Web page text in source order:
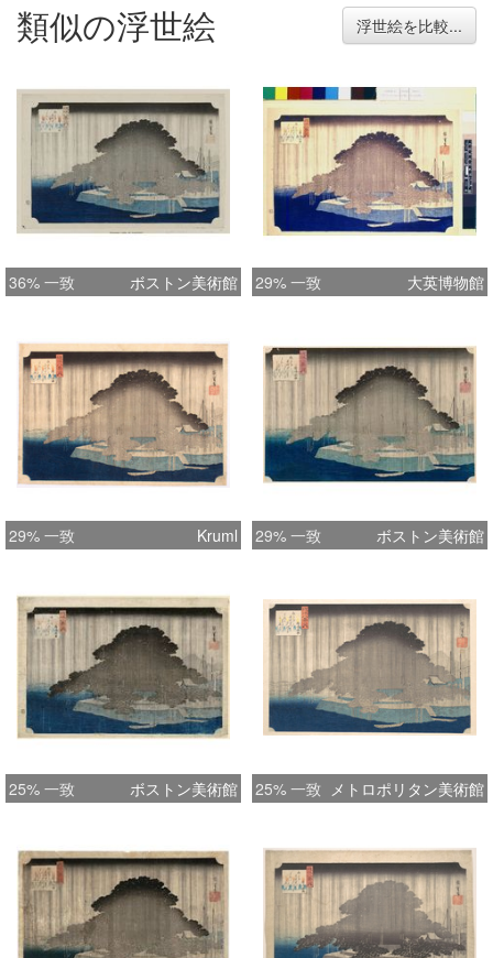
類似の浮世絵 浮世絵を比較...
36% 一致 ボストン美術館 29% 一致 大英博物館
29% 一致 Kruml 29% 一致 ボストン美術館
25% 一致 ボストン美術館 25% 一致 メトロポリタン美術館